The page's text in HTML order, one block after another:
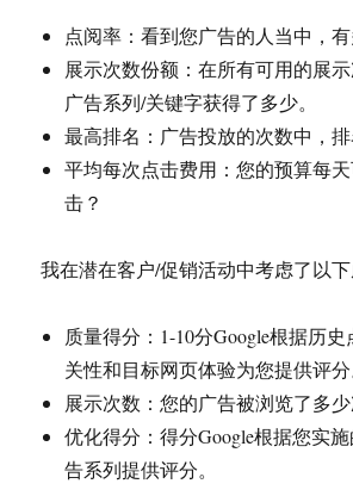
点阅率：看到您广告的人当中，
展示次数份额：在所有可用的展
广告系列/关键字获得了多少。
最高排名：广告投放的次数中，排
平均每次点击费用：您的预算每
击？
我在潜在客户/促销活动中考虑了以下
质量得分：1-10分Google根据历
关性和目标网页体验为您提供评分
展示次数：您的广告被浏览了多少
优化得分：得分Google根据您实
告系列提供评分。